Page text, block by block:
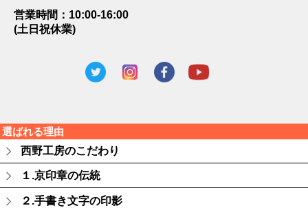
営業時間：10:00-16:00
(土日祝休業)
選ばれる理由
西野工房のこだわり
１.京印章の伝統
２.手書き文字の印影